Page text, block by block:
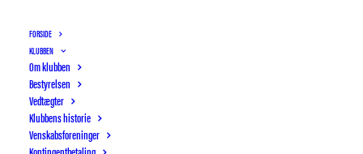
FORSIDE
KLUBBEN
Om klubben
Bestyrelsen
Vedtægter
Klubbens historie
Venskabsforeninger